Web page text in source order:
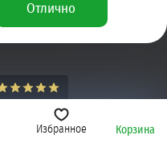
Избранное Корзина
Отлично